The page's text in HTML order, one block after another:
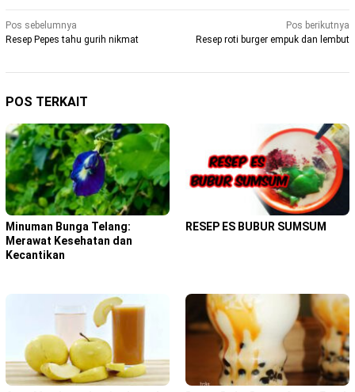
Navigasi
pos
Pos sebelumnya
Resep Pepes tahu gurih nikmat
Pos berikutnya
Resep roti burger empuk dan lembut
POS TERKAIT
Minuman Bunga Telang:
Merawat Kesehatan dan
Kecantikan
RESEP ES BUBUR SUMSUM